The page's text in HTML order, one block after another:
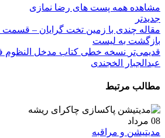
مشاهده همه پست های رضا نمازی
جدیدتر
مقاله چندی با زمین تخت گرایان –
بازگشت بە لیست
قدیمی‌تر نسخه خطی کتاب مدخل النظوم
عبدالجبار الخجندی
مطالب مرتبط
08 مرداد
مدیتیشن و مراقبه